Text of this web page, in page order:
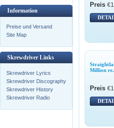
Information
Preise und Versand
Site Map
Skrewdriver Links
Skrewdriver Lyrics
Skrewdriver Discography
Skrewdriver History
Skrewdriver Radio
Preis
Million
Preis